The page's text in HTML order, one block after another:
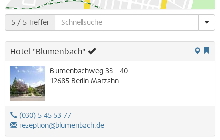
5 / 5 Treffer
Hotel "Blumenbach"
Blumenbachweg 38 - 40
12685 Berlin Marzahn
(030) 5 45 53 77
rezeption@blumenbach.de